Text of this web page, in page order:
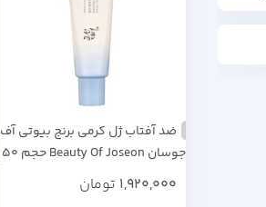
ضد آفتاب ژل کرمی برنج بیوتی آف
جوسان Beauty Of Joseon حجم 50
1,920,000 تومان